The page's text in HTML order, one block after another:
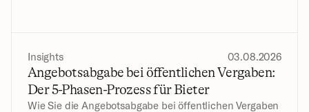
Insights 03.08.2026
Angebotsabgabe bei öffentlichen Vergaben:
Der 5-Phasen-Prozess für Bieter
Wie Sie die Angebotsabgabe bei öffentlichen Vergaben